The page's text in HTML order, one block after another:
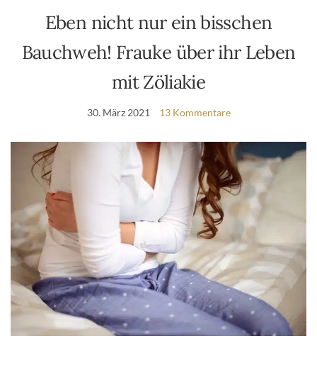
Eben nicht nur ein bisschen
Bauchweh! Frauke über ihr Leben
mit Zöliakie
30. März 2021 13 Kommentare